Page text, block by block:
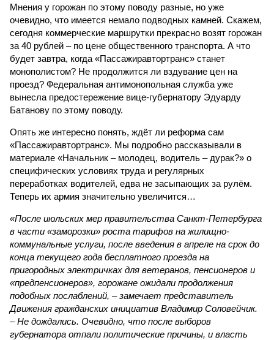
Мнения у горожан по этому поводу разные, но уже
очевидно, что имеется немало подводных камней. Скажем,
сегодня коммерческие маршрутки прекрасно возят горожан
за 40 рублей – по цене общественного транспорта. А что
будет завтра, когда «Пассажиравтортранс» станет
монополистом? Не продолжится ли вздувание цен на
проезд? Федеральная антимонопольная служба уже
вынесла предостережение вице-губернатору Эдуарду
Батанову по этому поводу.
Опять же интересно понять, ждёт ли реформа сам
«Пассажиравтортранс». Мы подробно рассказывали в
материале «Начальник – молодец, водитель – дурак?» о
специфических условиях труда и регулярных
переработках водителей, едва не засыпающих за рулём.
Теперь их армия значительно увеличится…
«После июльских мер правительства Санкт-Петербурга
в части «заморозки» роста тарифов на жилищно-
коммунальные услуги, после введения в апреле на срок до
конца текущего года бесплатного проезда на
пригородных электричках для ветеранов, пенсионеров и
«предпенсионеров», горожане ожидали продолжения
подобных послаблений, – замечает представитель
Движения гражданских инициатив Владимир Соловейчик.
– Не дождались. Очевидно, что после выборов
губернатора отпали политические причины, и власть